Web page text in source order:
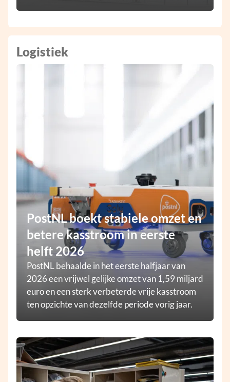
Logistiek
PostNL boekt stabiele omzet en
betere kasstroom in eerste
helft 2026
PostNL behaalde in het eerste halfjaar van
2026 een vrijwel gelijke omzet van 1,59 miljard
euro en een sterk verbeterde vrije kasstroom
ten opzichte van dezelfde periode vorig jaar.